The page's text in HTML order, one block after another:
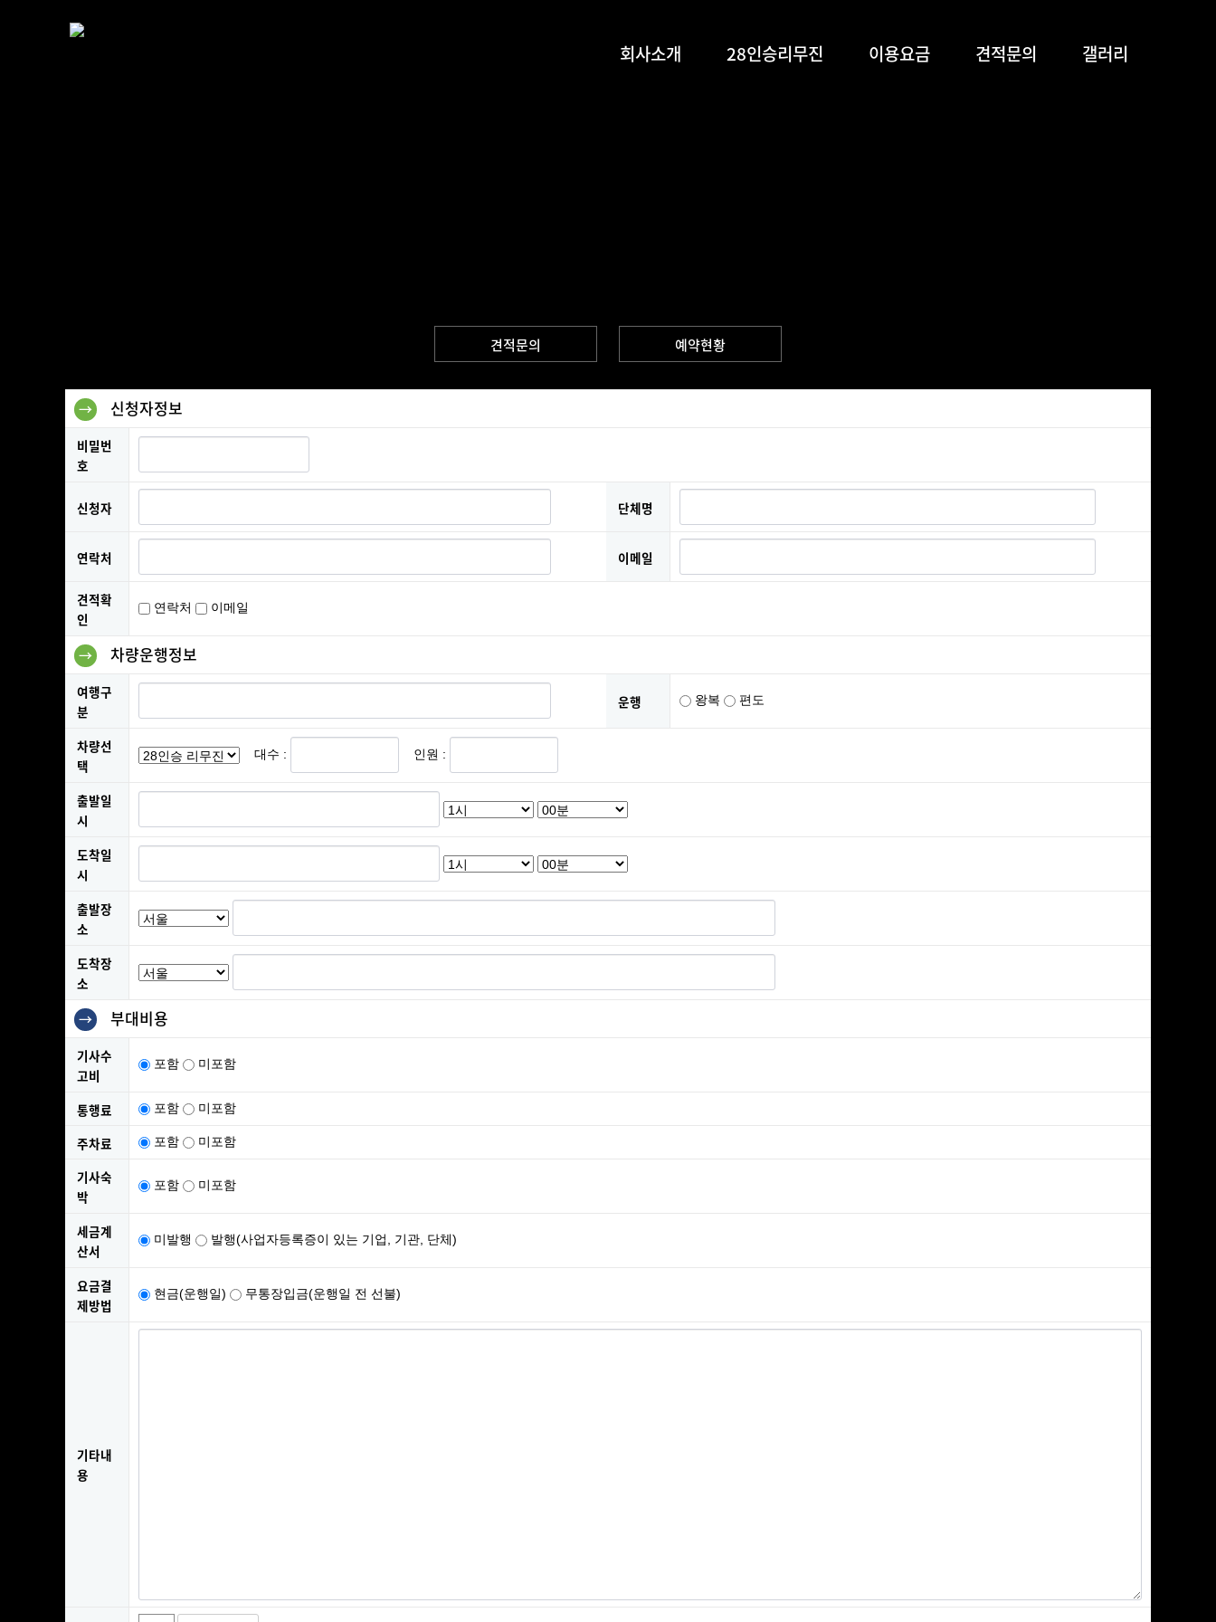
회사소개 28인승리무진 이용요금 견적문의 갤러리
견적문의 예약현황
→ 신청자정보
비밀번
호
신청자 단체명
연락처 이메일
견적확
인
연락처 이메일
→ 차량운행정보
여행구
분
운행 왕복 편도
차량선
택
대수 : 인원 :
출발일
시
도착일
시
출발장
소
도착장
소
→ 부대비용
기사수
고비
포함 미포함
통행료 포함 미포함
주차료 포함 미포함
기사숙
박
포함 미포함
세금계
산서
미발행 발행(사업자등록증이 있는 기업, 기관, 단체)
요금결
제방법
현금(운행일) 무통장입금(운행일 전 선불)
기타내
용